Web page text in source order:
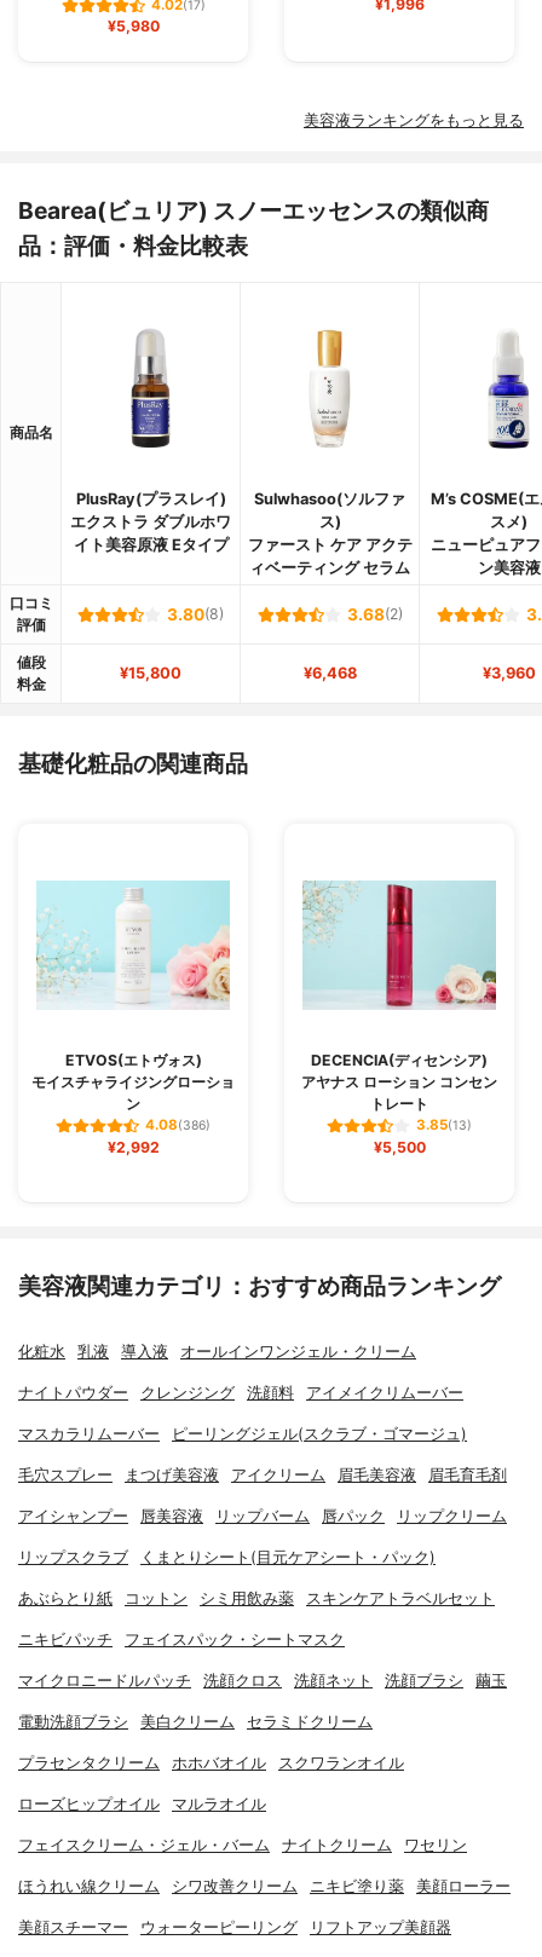
4.02(17)
¥5,980
¥1,996
美容液ランキングをもっと見る
Bearea(ビュリア) スノーエッセンスの類似商
品：評価・料金比較表
商品名
PlusRay(プラスレイ)
エクストラ ダブルホワ
イト美容原液 Eタイプ
Sulwhasoo(ソルファ
ス)
ファースト ケア アクテ
ィベーティング セラム
M’s COSME(
スメ)
ニューピュア
ン美容液
口コミ
評価
3.80(8) 3.68(2)
値段
料金
¥15,800 ¥6,468 ¥3,960
基礎化粧品の関連商品
ETVOS(エトヴォス)
モイスチャライジングローショ
ン
4.08(386)
¥2,992
DECENCIA(ディセンシア)
アヤナス ローション コンセン
トレート
3.85(13)
¥5,500
美容液関連カテゴリ：おすすめ商品ランキング
化粧水 乳液 導入液 オールインワンジェル・クリーム
ナイトパウダー クレンジング 洗顔料 アイメイクリムーバー
マスカラリムーバー ピーリングジェル(スクラブ・ゴマージュ)
毛穴スプレー まつげ美容液 アイクリーム 眉毛美容液 眉毛育毛剤
アイシャンプー 唇美容液 リップバーム 唇パック リップクリーム
リップスクラブ くまとりシート(目元ケアシート・パック)
あぶらとり紙 コットン シミ用飲み薬 スキンケアトラベルセット
ニキビパッチ フェイスパック・シートマスク
マイクロニードルパッチ 洗顔クロス 洗顔ネット 洗顔ブラシ 繭玉
電動洗顔ブラシ 美白クリーム セラミドクリーム
プラセンタクリーム ホホバオイル スクワランオイル
ローズヒップオイル マルラオイル
フェイスクリーム・ジェル・バーム ナイトクリーム ワセリン
ほうれい線クリーム シワ改善クリーム ニキビ塗り薬 美顔ローラー
美顔スチーマー ウォーターピーリング リフトアップ美顔器